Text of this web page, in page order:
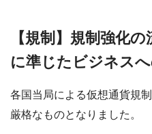
【規制】規制強化
に準じたビジネスへ
各国当局による仮想通貨規
厳格なものとなりました。